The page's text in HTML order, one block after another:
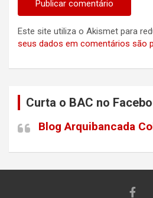
Este site utiliza o Akismet para
seus dados em comentários são
Curta o BAC no
Blog Arquibancada